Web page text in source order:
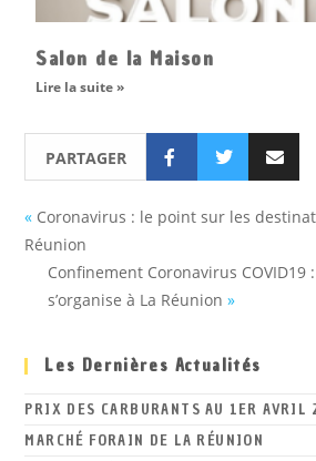
Salon de la Maison
Lire la suite »
PARTAGER
« Coronavirus : le point sur les
Réunion
Confinement Coronavirus COVID19
s’organise à La Réunion »
Les Dernières Actualités
PRIX DES CARBURANTS AU 1ER AVRIL
MARCHÉ FORAIN DE LA RÉUNION